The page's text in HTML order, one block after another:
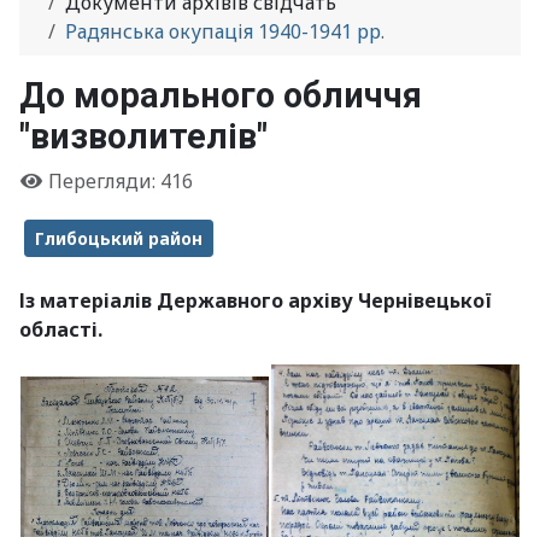
Радянська окупація 1940-1941 рр.
До морального обличчя
"визволителів"
Перегляди: 416
Глибоцький район
Із матеріалів Державного архіву Чернівецької
області.